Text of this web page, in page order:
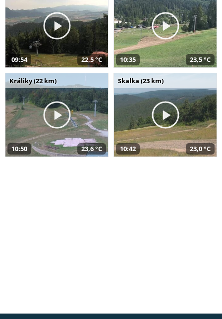
09:54 22,5 °C 10:35 23,5 °C
Králiky (22 km)
10:50 23,6 °C
Skalka (23 km)
10:42 23,0 °C